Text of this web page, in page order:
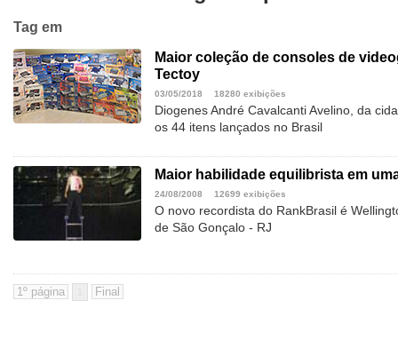
Tag em
Maior coleção de consoles de
Tectoy
03/05/2018 18280 exibições
Diogenes André Cavalcanti Avelino, da
os 44 itens lançados no Brasil
Maior habilidade equilibrista em
24/08/2008 12699 exibições
O novo recordista do RankBrasil é
de São Gonçalo - RJ